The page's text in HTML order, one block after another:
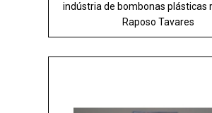
indústria de bombonas plásticas
Raposo Tavares